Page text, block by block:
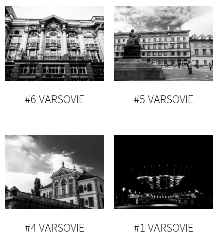
#6 VARSOVIE #5 VARSOVIE
#4 VARSOVIE #1 VARSOVIE